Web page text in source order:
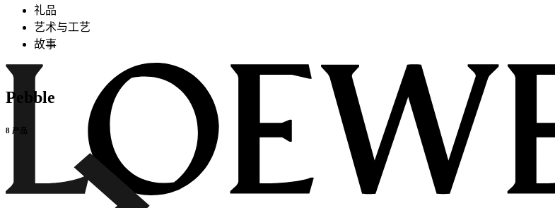
礼品
艺术与工艺
故事
Pebble
8 产品